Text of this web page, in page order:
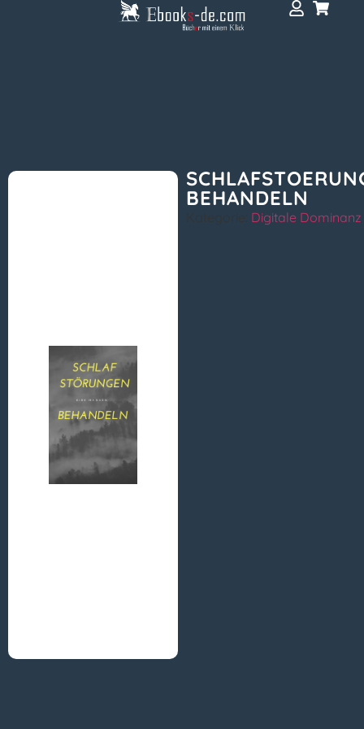
BEHANDELN
Digitale Dominanz